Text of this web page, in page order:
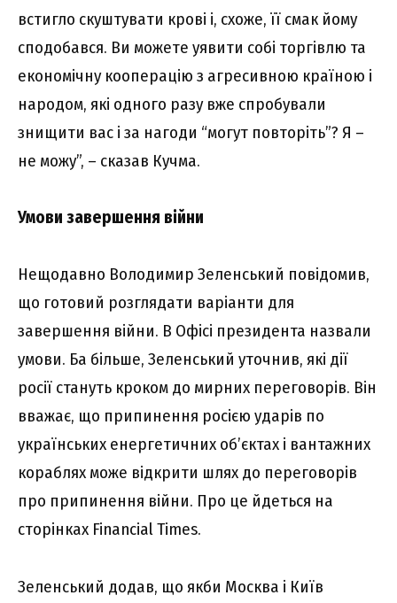
встигло скуштувати крові і, схоже, її смак йому
сподобався. Ви можете уявити собі торгівлю та
економічну кооперацію з агресивною країною і
народом, які одного разу вже спробували
знищити вас і за нагоди “могут повторіть”? Я –
не можу”, – сказав Кучма.
Умови завершення війни
Нещодавно Володимир Зеленський повідомив,
що готовий розглядати варіанти для
завершення війни. В Офісі президента назвали
умови. Ба більше, Зеленський уточнив, які дії
росії стануть кроком до мирних переговорів. Він
вважає, що припинення росією ударів по
українських енергетичних об’єктах і вантажних
кораблях може відкрити шлях до переговорів
про припинення війни. Про це йдеться на
сторінках Financial Times.
Зеленський додав, що якби Москва і Київ